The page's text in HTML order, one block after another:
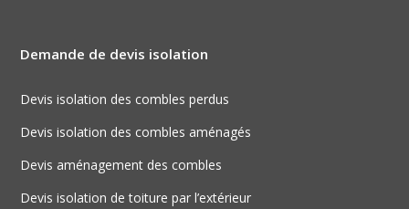
Demande de devis isolation
Devis isolation des combles perdus
Devis isolation des combles aménagés
Devis aménagement des combles
Devis isolation de toiture par l’extérieur